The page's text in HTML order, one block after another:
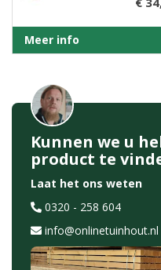
Meer info
Kunnen we u
product te
Laat het ons weten
0320 - 258 604
info@onlinetuinhout.nl